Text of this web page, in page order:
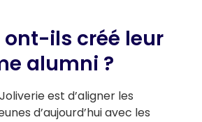
ont-ils créé leur
alumni ?
est d’aligner les
d’aujourd’hui avec les